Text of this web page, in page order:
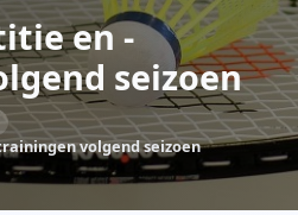
en -
seizoen
volgend seizoen